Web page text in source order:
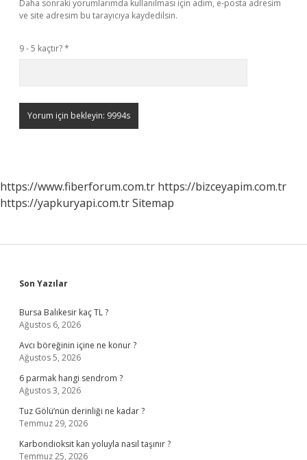
Daha sonraki yorumlarımda kullanılması için adım, e-posta adresim
ve site adresim bu tarayıcıya kaydedilsin.
9 - 5 kaçtır?*
https://www.fiberforum.com.tr https://bizceyapim.com.tr
https://yapkuryapi.com.trSitemap
Sidebar
Son Yazılar
Bursa Balıkesir kaç TL ?
Ağustos 6, 2026
Avcı böreğinin içine ne konur ?
Ağustos 5, 2026
6 parmak hangi sendrom ?
Ağustos 3, 2026
Tuz Gölü’nün derinliği ne kadar ?
Temmuz 29, 2026
Karbondioksit kan yoluyla nasıl taşınır ?
Temmuz 25, 2026